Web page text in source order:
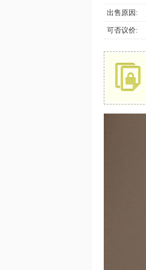
出售原因:
可否议价: